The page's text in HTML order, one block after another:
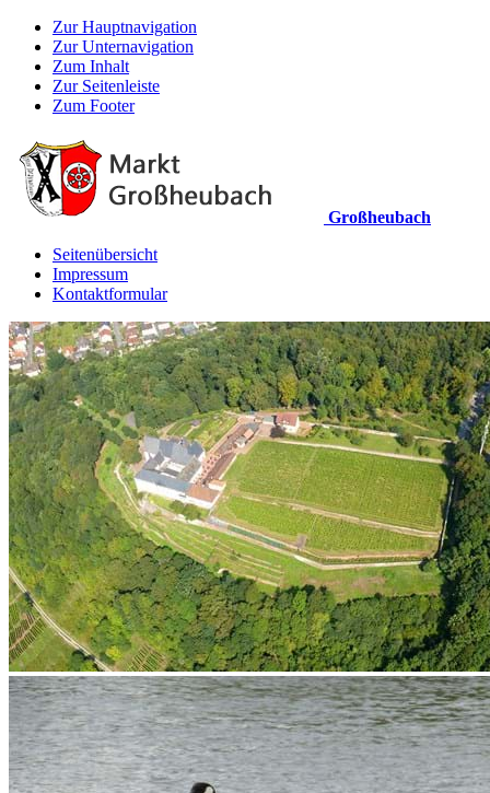
Zur Hauptnavigation
Zur Unternavigation
Zum Inhalt
Zur Seitenleiste
Zum Footer
Großheubach
Seitenübersicht
Impressum
Kontaktformular